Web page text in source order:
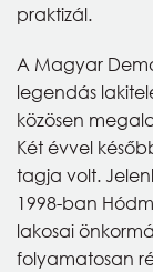
praktizál.
A Magyar
legendás
közösen
Két évvel
tagja volt.
1998-ban
lakosai
folyamatosan